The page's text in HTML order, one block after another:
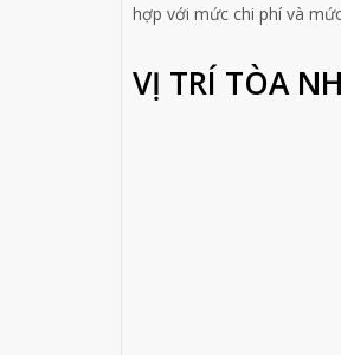
hợp với mức chi phí và
VỊ TRÍ TÒA